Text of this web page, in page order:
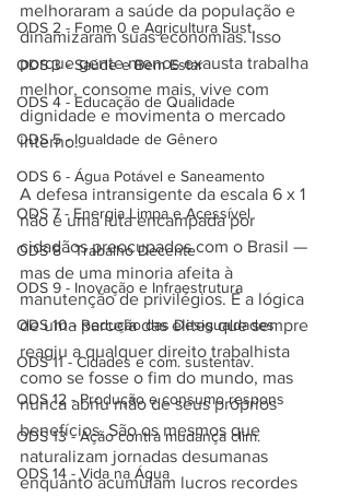
ODS 2 - Fome 0 e Agricultura Sust.
ODS 3 - Saúde e Bem Estar
ODS 4 - Educação de Qualidade
ODS 5 - Igualdade de Gênero
ODS 6 - Água Potável e Saneamento
ODS 7 - Energia Limpa e Acessível
ODS 8 - Trabalho Decente
ODS 9 - Inovação e Infraestrutura
ODS 10 - Redução das Desigualdades
ODS 11 - Cidades e com. sustentav.
ODS 12 - Produção e consumo respons
ODS 13 - Ação contra mudança clim.
ODS 14 - Vida na Água
melhoraram a saúde da população e
dinamizaram suas economias. Isso
porque gente menos exausta trabalha
melhor, consome mais, vive com
dignidade e movimenta o mercado
interno.
A defesa intransigente da escala 6 x 1
não é uma luta encampada por
cidadãos preocupados com o Brasil —
mas de uma minoria afeita à
manutenção de privilégios. É a lógica
de uma parcela das elites que sempre
reagiu a qualquer direito trabalhista
como se fosse o fim do mundo, mas
nunca abriu mão de seus próprios
benefícios. São os mesmos que
naturalizam jornadas desumanas
enquanto acumulam lucros recordes